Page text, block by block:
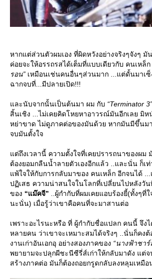
หากแต่ส่วนตัวผมเอง ที่ผิดหวังอย่างจริงๆจังๆ มั
ค่อยจะให้อรรถรสได้เต็มที่แบบเดียวกับ คนเหล็ก
รอน” เหมือนเช่นคนอื่นๆส่วนมาก ...แต่ดั้นมาเซ็
ฉากจบที่...มีปลายเปิด!!!
ละนับจากนั้นเป็นต้นมา ผม กับ “Terminator 3”
สิ้นเชิง ...ไม่เคยคิดโหยหาอาวรณ์มันอีกเลย มิ
หย่าขาด ไม่ดูภาคต่อของมันด้วย หากมันมีขึ้นม
จบมันตั้งใจ
ต่ถึงเวลานี้ ความตั้งใจที่เคยปรารถนาของผม
ต้องยอมกลืนน้ำลายตัวเองอีกแล้ว ..และนั่น ก็เ
พ้ใจให้กับการกลับมาของ คนเหล็ก อีกจนได้ ...
ปฏิเสธ ความน่าสนใจในโลกที่เปลี่ยนไปหลังวั
ของ “แม๊คจี” ..ผู้กำกับที่ผมเคยแอบร้องยี้(ทั้งๆ
นะนั่น) เมื่อรู้ว่าเขาคือคนที่จะมาสานต่อ
เพราะอะไรนะหรือ ที่ ผู้กำกับชื่อแปลก คนนี้ จึง
หลายคน ว่าเขาจะเหมาะสมได้จริงๆ ..นั่นก็คงต้
งานเก่าอันเอกอุ อย่างสองภาคของ “นางฟ้าชาร์
พยายามจะปลุกผีชะนีซีรี่ส์เก่าให้กลับมาดัง แต่
สร้างภาคต่อ มันก็ต้องถอยกรูดกลับลงหลุมเหมือ